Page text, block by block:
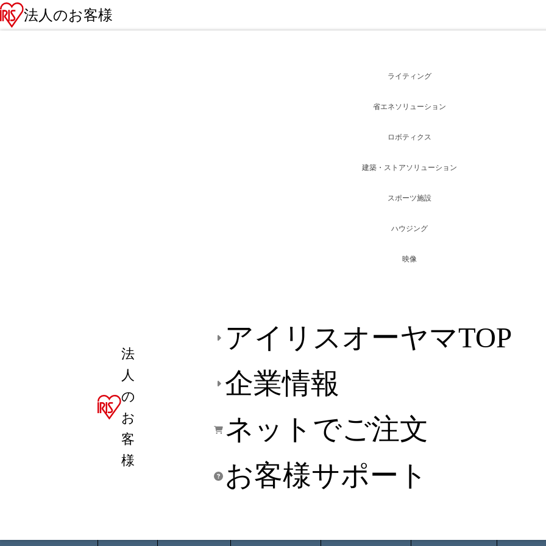
法人のお客様
法
人
の
お
客
様
アイリスオーヤマTOP
企業情報
ネットでご注文
お客様サポート
ライティング
省エネソリューション
ロボティクス
建築・ストアソリューション
スポーツ施設
ハウジング
映像